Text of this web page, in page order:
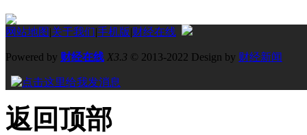
网站地图 |关于我们|手机版|财经在线
Powered by 财经在线 X3.3 © 2013-2022 Design by 财经新闻
返回顶部